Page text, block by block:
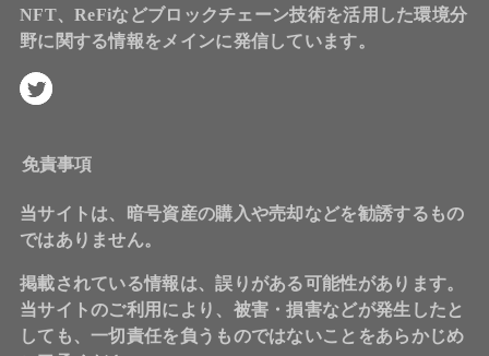
NFT、ReFiなどブロックチェーン技術を活用した環境分
野に関する情報をメインに発信しています。
免責事項
当サイトは、暗号資産の購入や売却などを勧誘するもの
ではありません。
掲載されている情報は、誤りがある可能性があります。
当サイトのご利用により、被害・損害などが発生したと
しても、一切責任を負うものではないことをあらかじめ